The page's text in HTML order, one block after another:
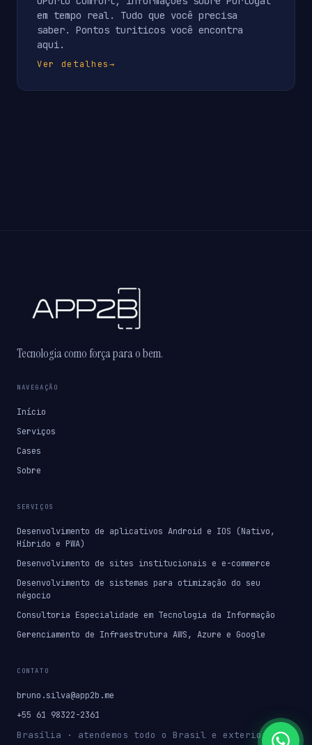
em tempo real. Tudo que você precisa
saber. Pontos turiticos você encontra
aqui.
Ver detalhes→
Tecnologia como força para o bem.
NAVEGAÇÃO
Início
Serviços
Cases
Sobre
SERVIÇOS
Desenvolvimento de aplicativos Android e IOS (Nativo,
Híbrido e PWA)
Desenvolvimento de sites institucionais e e-commerce
Desenvolvimento de sistemas para otimização do seu
négocio
Consultoria Especialidade em Tecnologia da Informação
Gerenciamento de Infraestrutura AWS, Azure e Google
CONTATO
bruno.silva@app2b.me
+55 61 98322-2361
Brasília · atendemos todo o Brasil e exterior